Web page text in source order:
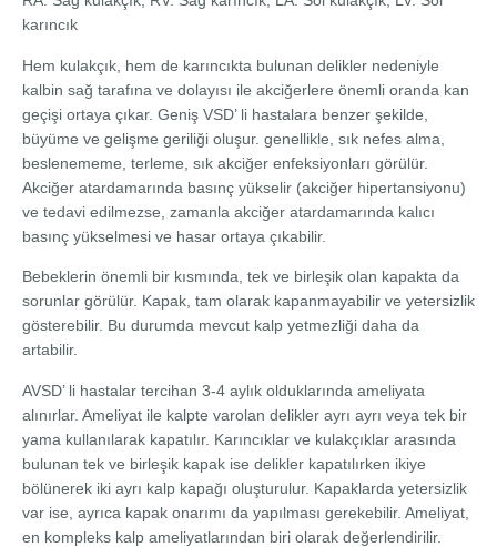
karıncık
Hem kulakçık, hem de karıncıkta bulunan delikler nedeniyle
kalbin sağ tarafına ve dolayısı ile akciğerlere önemli oranda kan
geçişi ortaya çıkar. Geniş VSD’ li hastalara benzer şekilde,
büyüme ve gelişme geriliği oluşur. genellikle, sık nefes alma,
beslenememe, terleme, sık akciğer enfeksiyonları görülür.
Akciğer atardamarında basınç yükselir (akciğer hipertansiyonu)
ve tedavi edilmezse, zamanla akciğer atardamarında kalıcı
basınç yükselmesi ve hasar ortaya çıkabilir.
Bebeklerin önemli bir kısmında, tek ve birleşik olan kapakta da
sorunlar görülür. Kapak, tam olarak kapanmayabilir ve yetersizlik
gösterebilir. Bu durumda mevcut kalp yetmezliği daha da
artabilir.
AVSD’ li hastalar tercihan 3-4 aylık olduklarında ameliyata
alınırlar. Ameliyat ile kalpte varolan delikler ayrı ayrı veya tek bir
yama kullanılarak kapatılır. Karıncıklar ve kulakçıklar arasında
bulunan tek ve birleşik kapak ise delikler kapatılırken ikiye
bölünerek iki ayrı kalp kapağı oluşturulur. Kapaklarda yetersizlik
var ise, ayrıca kapak onarımı da yapılması gerekebilir. Ameliyat,
en kompleks kalp ameliyatlarından biri olarak değerlendirilir.